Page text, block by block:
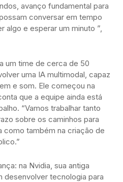
avanço fundamental para
conversar em tempo
algo e esperar um minuto ”,
um time de cerca de 50
uma IA multimodal, capaz
e som. Ele começou na
que a equipe ainda está
“Vamos trabalhar tanto
sobre os caminhos para
como também na criação de
na Nvidia, sua antiga
tecnologia para